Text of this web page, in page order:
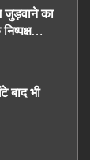
जुड़वाने का
बाद भी